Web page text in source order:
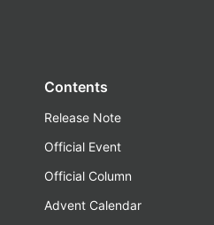
Contents
Release Note
Official Event
Official Column
Advent Calendar